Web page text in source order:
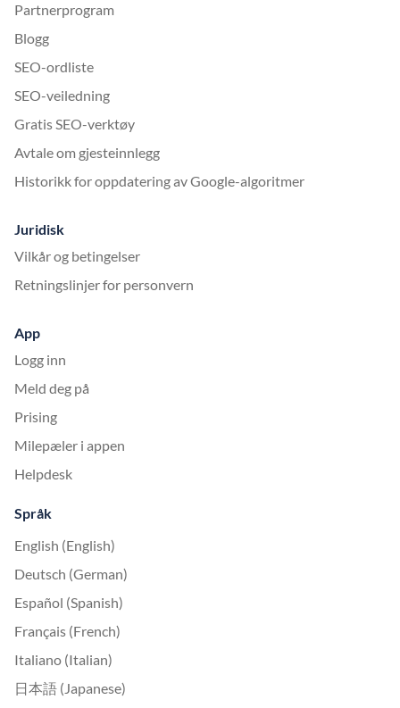
Partnerprogram
Blogg
SEO-ordliste
SEO-veiledning
Gratis SEO-verktøy
Avtale om gjesteinnlegg
Historikk for oppdatering av Google-algoritmer
Juridisk
Vilkår og betingelser
Retningslinjer for personvern
App
Logg inn
Meld deg på
Prising
Milepæler i appen
Helpdesk
Språk
English (English)
Deutsch (German)
Español (Spanish)
Français (French)
Italiano (Italian)
日本語 (Japanese)